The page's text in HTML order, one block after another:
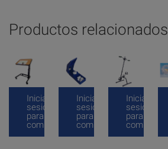
Productos relacionados
Inicia
sesión
para
comprar
Inicia
sesión
para
comprar
Inicia
sesión
para
comprar